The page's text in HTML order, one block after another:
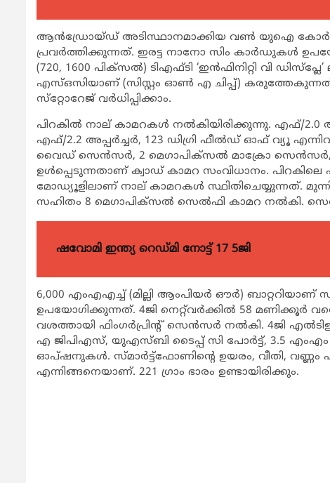
ആന്‍ഡ്രോയ്ഡ് അടിസ്ഥാനമാക്കിയ വണ്‍ യുഐ കോര്‍
പ്രവര്‍ത്തിക്കുന്നത്. ഇരട്ട നാനോ സിം കാര്‍ഡുകള്‍
(720, 1600 പിക്‌സല്‍) ടിഎഫ്ടി ‘ഇന്‍ഫിനിറ്റി വി
എസ്ഒസിയാണ് (സിസ്റ്റം ഓണ്‍ എ ചിപ്പ്)
സ്‌റ്റോറേജ് വര്‍ധിപ്പിക്കാം.
പിറകില്‍ നാല് കാമറകള്‍ നല്‍കിയിരിക്കുന്നു. എഫ്/
എഫ്/2.2 അപ്പര്‍ച്ചര്‍, 123 ഡിഗ്രി ഫീല്‍ഡ് ഓഫ് വ്യൂ
വൈഡ് സെന്‍സര്‍, 2 മെഗാപിക്‌സല്‍ മാക്രോ
ഉള്‍പ്പെടുന്നതാണ് ക്വാഡ് കാമറ സംവിധാനം.
മോഡ്യൂളിലാണ് നാല് കാമറകള്‍ സ്ഥിതിചെയ്യുന്നത്.
സഹിതം 8 മെഗാപിക്‌സല്‍ സെല്‍ഫി കാമറ നല്‍കി.
ഷവോമി ഇന്ത്യ റെഡ്മി നോട്ട് 17 5ജി
6,000 എംഎഎച്ച് (മില്ലി ആംപിയര്‍ ഔര്‍)
ഉപയോഗിക്കുന്നത്. 4ജി നെറ്റ്‌വര്‍ക്കില്‍ 58 മണിക്കൂര്‍
വശത്തായി ഫിംഗര്‍പ്രിന്റ് സെന്‍സര്‍ നല്‍കി. 4ജി
എ ജിപിഎസ്, യുഎസ്ബി ടൈപ്പ് സി പോര്‍ട്ട്, 3.5
ഓപ്ഷനുകള്‍. സ്മാര്‍ട്ട്‌ഫോണിന്റെ ഉയരം, വീതി, വണ്ണം
എന്നിങ്ങനെയാണ്. 221 ഗ്രാം ഭാരം ഉണ്ടായിരിക്കും.